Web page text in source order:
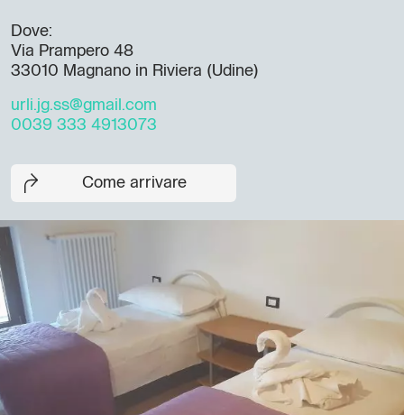
Dove:
Via Prampero 48
33010 Magnano in Riviera (Udine)
urli.jg.ss@gmail.com
0039 333 4913073
Come arrivare